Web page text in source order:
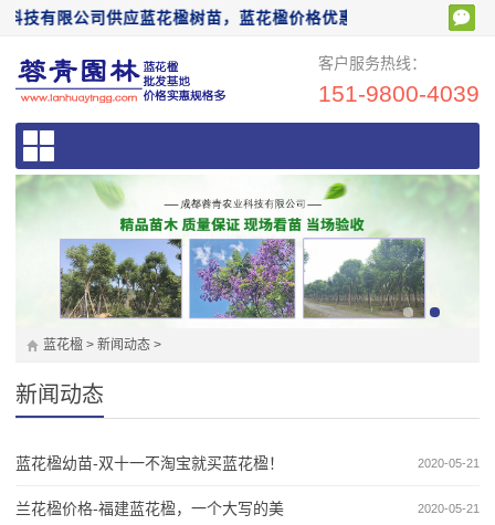
技有限公司供应蓝花楹树苗，蓝花楹价格优惠，欢迎前来电话咨
客户服务热线：
151-9800-4039
蓝花楹 > 新闻动态 >
新闻动态
2020-05-21
蓝花楹幼苗-双十一不淘宝就买蓝花楹！
2020-05-21
兰花楹价格-福建蓝花楹，一个大写的美